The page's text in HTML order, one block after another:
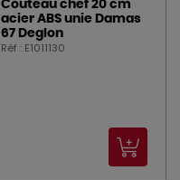
Couteau chef 20 cm
acier ABS unie Damas
67 Deglon
Réf : E1011130